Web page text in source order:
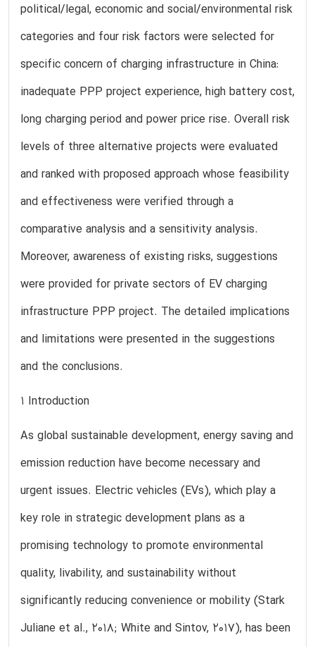
political/legal, economic and social/environmental risk
categories and four risk factors were selected for
specific concern of charging infrastructure in China:
inadequate PPP project experience, high battery cost,
long charging period and power price rise. Overall risk
levels of three alternative projects were evaluated
and ranked with proposed approach whose feasibility
and effectiveness were verified through a
comparative analysis and a sensitivity analysis.
Moreover, awareness of existing risks, suggestions
were provided for private sectors of EV charging
infrastructure PPP project. The detailed implications
and limitations were presented in the suggestions
and the conclusions.
1 Introduction
As global sustainable development, energy saving and
emission reduction have become necessary and
urgent issues. Electric vehicles (EVs), which play a
key role in strategic development plans as a
promising technology to promote environmental
quality, livability, and sustainability without
significantly reducing convenience or mobility (Stark
Juliane et al., 2018; White and Sintov, 2017), has been